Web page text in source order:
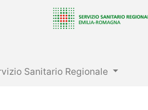
Sanitario Regionale